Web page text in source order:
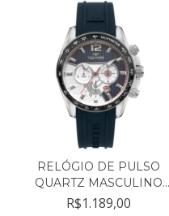
RELÓGIO DE PULSO
QUARTZ MASCULINO
TECHNO...
R$1.189,00